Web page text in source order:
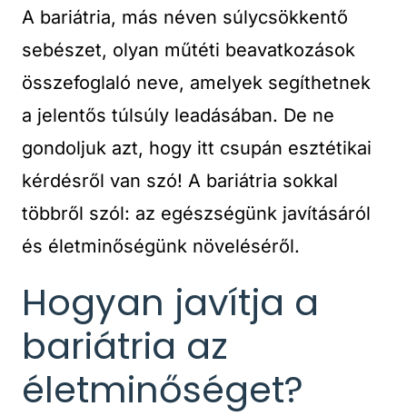
A bariátria, más néven súlycsökkentő
sebészet, olyan műtéti beavatkozások
összefoglaló neve, amelyek segíthetnek
a jelentős túlsúly leadásában. De ne
gondoljuk azt, hogy itt csupán esztétikai
kérdésről van szó! A bariátria sokkal
többről szól: az egészségünk javításáról
és életminőségünk növeléséről.
Hogyan javítja a
bariátria az
életminőséget?